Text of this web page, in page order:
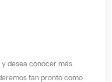
desea conocer más
tan pronto como